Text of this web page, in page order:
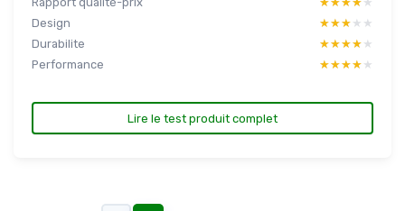
Design
★★★★★
★★★★★
Durabilite
★★★★★
★★★★★
Performance
★★★★★
★★★★★
Lire le test produit complet